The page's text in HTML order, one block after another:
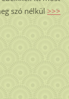
szó nélkül >>>